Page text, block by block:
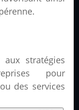
stratégies
pour
des services